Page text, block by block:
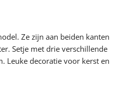
Ze zijn aan beiden kanten
Setje met drie verschillende
Leuke decoratie voor kerst en